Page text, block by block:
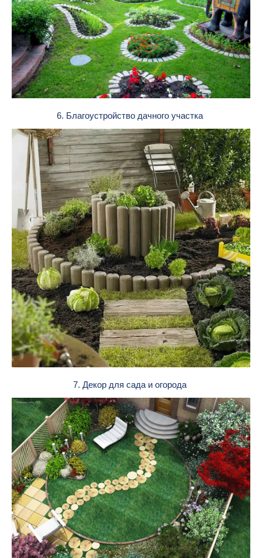
6. Благоустройство дачного участка
7. Декор для сада и огорода